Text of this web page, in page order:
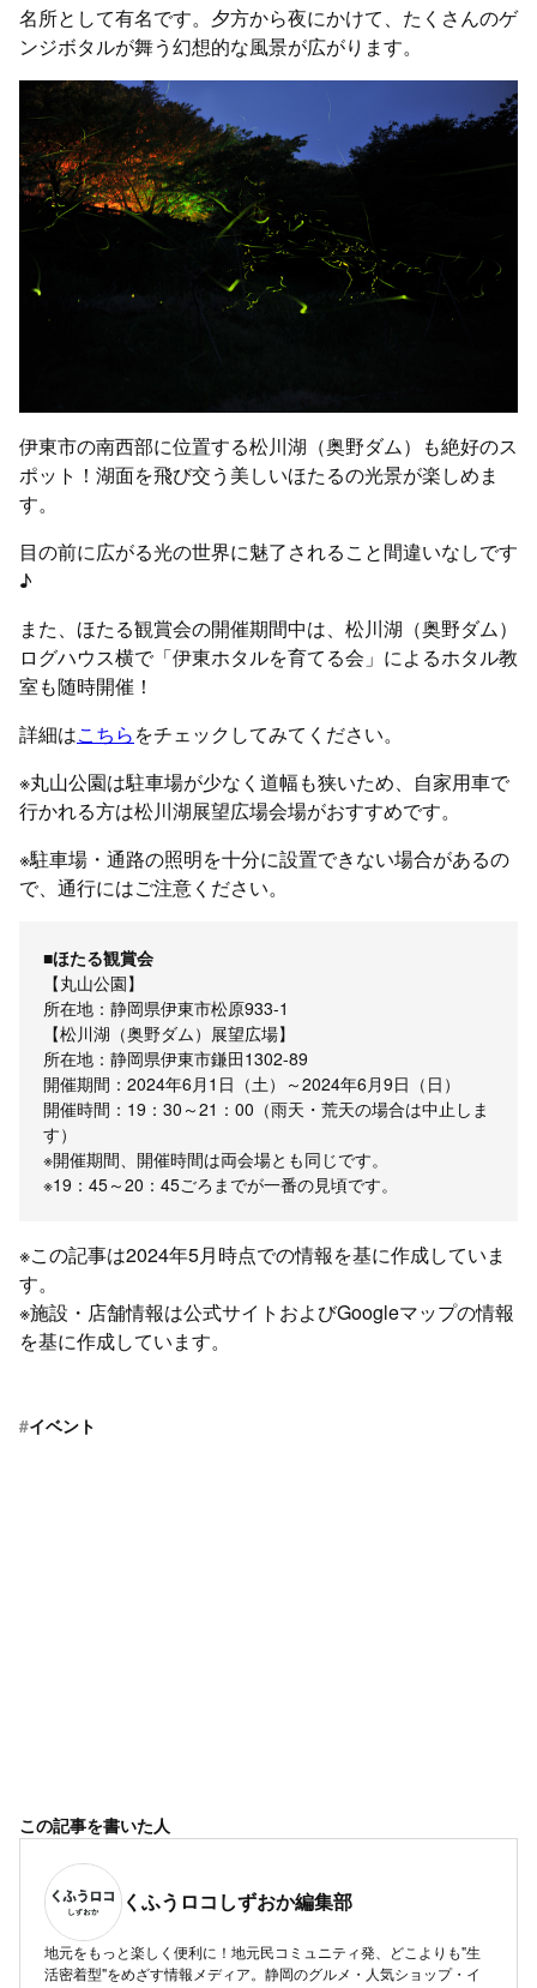
名所として有名です。夕方から夜にかけて、たくさんのゲ
ンジボタルが舞う幻想的な風景が広がります。
伊東市の南西部に位置する松川湖（奥野ダム）も絶好のス
ポット！湖面を飛び交う美しいほたるの光景が楽しめま
す。
目の前に広がる光の世界に魅了されること間違いなしです
♪
また、ほたる観賞会の開催期間中は、松川湖（奥野ダム）
ログハウス横で「伊東ホタルを育てる会」によるホタル教
室も随時開催！
詳細はこちらをチェックしてみてください。
※丸山公園は駐車場が少なく道幅も狭いため、自家用車で
行かれる方は松川湖展望広場会場がおすすめです。
※駐車場・通路の照明を十分に設置できない場合があるの
で、通行にはご注意ください。
■ほたる観賞会
【丸山公園】
所在地：静岡県伊東市松原933-1
【松川湖（奥野ダム）展望広場】
所在地：静岡県伊東市鎌田1302-89
開催期間：2024年6月1日（土）～2024年6月9日（日）
開催時間：19：30～21：00（雨天・荒天の場合は中止しま
す）
※開催期間、開催時間は両会場とも同じです。
※19：45～20：45ごろまでが一番の見頃です。
※この記事は2024年5月時点での情報を基に作成していま
す。
※施設・店舗情報は公式サイトおよびGoogleマップの情報
を基に作成しています。
#イベント
この記事を書いた人
くふうロコしずおか編集部
地元をもっと楽しく便利に！地元民コミュニティ発、どこよりも"生
活密着型"をめざす情報メディア。静岡のグルメ・人気ショップ・イ